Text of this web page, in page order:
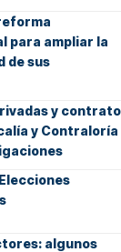
para ampliar la
de sus
y
y Contraloría
algunos